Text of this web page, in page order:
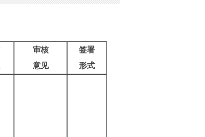
审核
意见
签署
形式